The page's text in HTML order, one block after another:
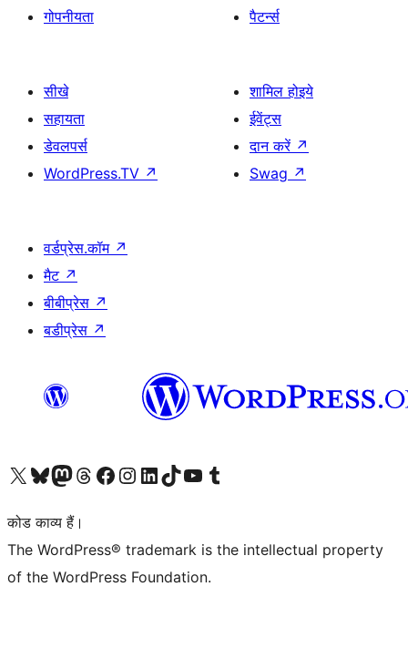
गोपनीयता
पैटर्न्स
सीखे
सहायता
डेवलपर्स
WordPress.TV ↗
शामिल होइये
ईवेंट्स
दान करें ↗
Swag ↗
वर्डप्रेस.कॉम ↗
मैट ↗
बीबीप्रेस ↗
बडीप्रेस ↗
Visit our X (formerly Twitter) account
हमारे बलुस्की खाते पर जाएँVisit our Mastodon account
हमारे थ्रेड्स अकाउंट पर जाएंहमारे फेसबुक पेज पर जाएँहमारे इंस्टाग्राम अकाउंट पर जाएंहमारे लिंक्डइन खाते पर जाएँहमारे टिकटॉक खाते पर जाएँहमारे यूट्यूब चैनल पर जाएंहमारे Tumblr खाते पर जाएँ
कोड काव्य हैं।
The WordPress® trademark is the intellectual property
of the WordPress Foundation.